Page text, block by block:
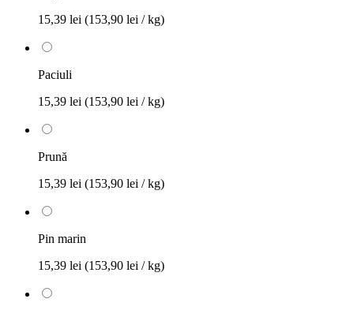
15,39 lei (153,90 lei / kg)
Paciuli
15,39 lei (153,90 lei / kg)
Prună
15,39 lei (153,90 lei / kg)
Pin marin
15,39 lei (153,90 lei / kg)